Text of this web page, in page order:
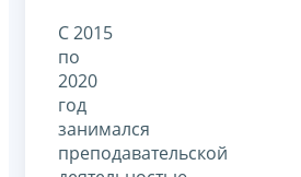
С 2015
по
2020
год
занимался
преподавательской